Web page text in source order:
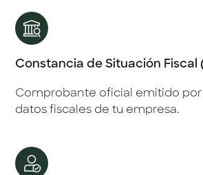
Constancia de Situación Fiscal
Comprobante oficial emitido por
datos fiscales de tu empresa.